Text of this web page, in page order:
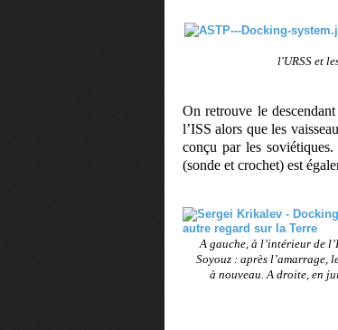
l'URSS et
On retrouve le
l’ISS alors que les
conçu par les
(sonde et crochet) est
A gauche, à l’intérieur de
Soyouz : après l’amarrage,
à nouveau. A droite, en